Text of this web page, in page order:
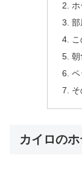
部
朝
ペ
カイロの